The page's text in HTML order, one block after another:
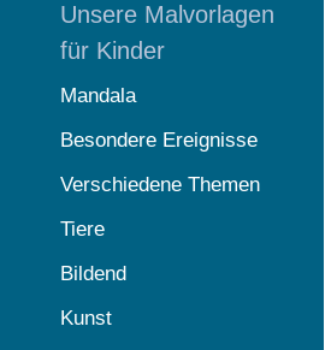
Unsere Malvorlagen
für Kinder
Mandala
Besondere Ereignisse
Verschiedene Themen
Tiere
Bildend
Kunst